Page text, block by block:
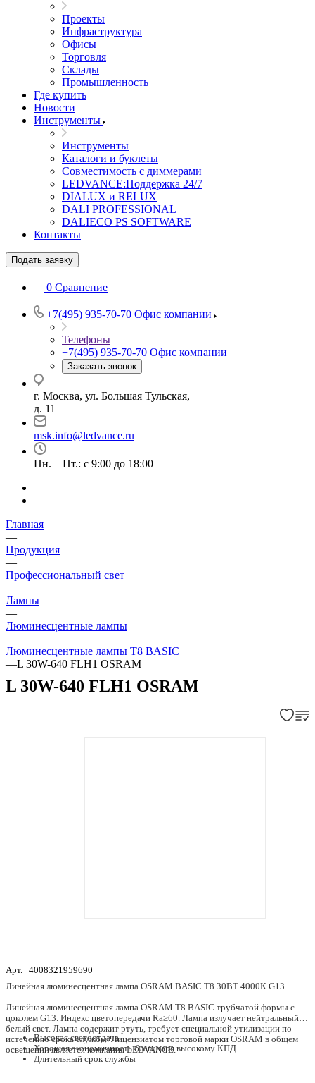
Проекты
Инфраструктура
Офисы
Торговля
Склады
Промышленность
Где купить
Новости
Инструменты
Инструменты
Каталоги и буклеты
Совместимость с диммерами
LEDVANCE:Поддержка 24/7
DIALUX и RELUX
DALI PROFESSIONAL
DALIECO PS SOFTWARE
Контакты
Подать заявку
0 Сравнение
+7(495) 935-70-70 Офис компании
Телефоны
+7(495) 935-70-70 Офис компании
Заказать звонок
г. Москва, ул. Большая Тульская,
д. 11
msk.info@ledvance.ru
Пн. – Пт.: с 9:00 до 18:00
Главная
—
Продукция
—
Профессиональный свет
—
Лампы
—
Люминесцентные лампы
—
Люминесцентные лампы T8 BASIC
—L 30W-640 FLH1 OSRAM
L 30W-640 FLH1 OSRAM
Арт. 4008321959690
Линейная люминесцентная лампа OSRAM BASIC T8 30ВТ 4000К G13
Линейная люминесцентная лампа OSRAM T8 BASIC трубчатой формы с
цоколем G13. Индекс цветопередачи Ra≥60. Лампа излучает нейтральный
белый свет. Лампа содержит ртуть, требует специальной утилизации по
истечению срока службы. Лицензиатом торговой марки OSRAM в общем
освещении является компания LEDVANCE.
Высокая светоотдача
Хорошая экономичность благодаря высокому КПД
Длительный срок службы